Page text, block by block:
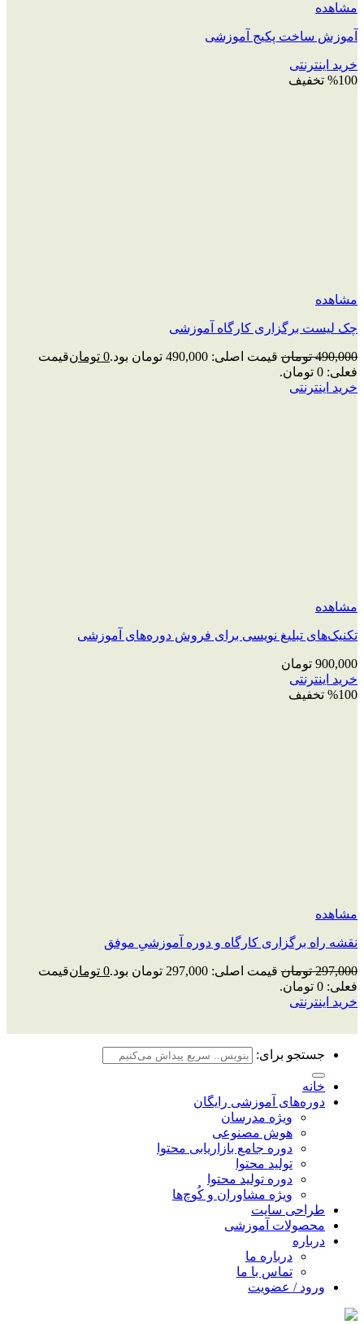
مشاهده
آموزش ساخت پکیج آموزشی
خرید اینترنتی
%100 تخفیف
مشاهده
چک‌ لیست برگزاری کارگاه آموزشی
490,000 تومان قیمت اصلی: 490,000 تومان بود. 0 تومانقیمت
فعلی: 0 تومان.
خرید اینترنتی
مشاهده
تکنیک‌های تبلیغ نویسی برای فروش دوره‌های آموزشی
900,000 تومان
خرید اینترنتی
%100 تخفیف
مشاهده
نقشه راه برگزاری کارگاه و دوره آموزشیِ موفق
297,000 تومان قیمت اصلی: 297,000 تومان بود. 0 تومانقیمت
فعلی: 0 تومان.
خرید اینترنتی
جستجو برای:
خانه
دوره‌های آموزشی رایگان
ویژه مدرسان
هوش مصنوعی
دوره جامع بازاریابی محتوا
تولید محتوا
دوره تولید محتوا
ویژه مشاوران و کُوچ‌ها
طراحی سایت
محصولات آموزشی
درباره
درباره ما
تماس با ما
ورود / عضویت